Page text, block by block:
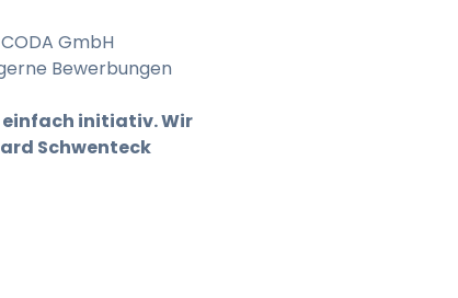
GmbH
Bewerbungen
einfach initiativ. Wir
Schwenteck